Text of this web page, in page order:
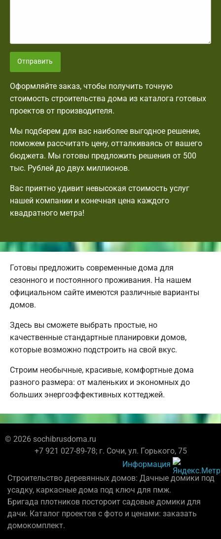
Отправить
Оформляйте заказ, чтобы получить точную
стоимость строительства дома из каталога готовых
проектов от производителя.
Мы подберем для вас наиболее выгодное решение,
поможем рассчитать цену, отталкиваясь от вашего
бюджета. Мы готовы предложить решения от 500
тыс. Рублей до двух миллионов.
Вас приятно удивит невысокая стоимость услуг
нашей компании и конечная цена каждого
квадратного метра!
Готовы предложить современные дома для
сезонного и постоянного проживания. На нашем
официальном сайте имеются различные варианты
домов.
Здесь вы сможете выбрать простые, но
качественные стандартные планировки домов,
которые возможно подстроить на свой вкус.
Строим необычные, красивые, комфортные дома
разного размера: от маленьких и экономных до
больших энергоэффективных коттеджей.
© 2026 sochibrusdoma.ru
+7 921 027-89-78; г. Сочи, ул. Горького, 75
Информация
Строительство деревянных домов: Дачные домики под
усадку, каркасные дома под ключ для пмж.
Бригада плотников постороит садовые домики для
дачи. Каталог проектов с фото и ценами: заказать
домокомплект.